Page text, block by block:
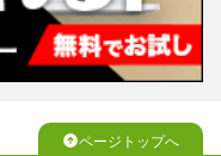
ページトップへ